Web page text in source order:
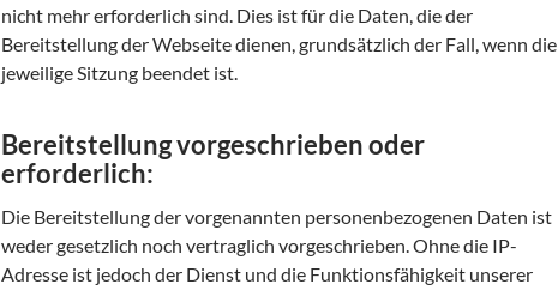
nicht mehr erforderlich sind. Dies ist für die Daten, die der
Bereitstellung der Webseite dienen, grundsätzlich der Fall, wenn die
jeweilige Sitzung beendet ist.
Bereitstellung vorgeschrieben oder
erforderlich:
Die Bereitstellung der vorgenannten personenbezogenen Daten ist
weder gesetzlich noch vertraglich vorgeschrieben. Ohne die IP-
Adresse ist jedoch der Dienst und die Funktionsfähigkeit unserer